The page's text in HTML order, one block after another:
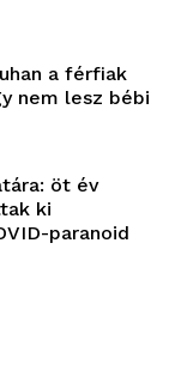
a férfiak
nem lesz bébi
öt év
ki
paranoid